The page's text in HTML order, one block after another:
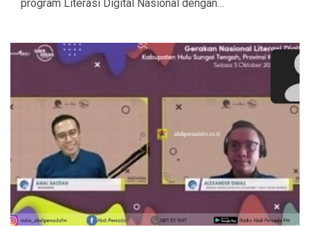
program Literasi Digital Nasional dengan…